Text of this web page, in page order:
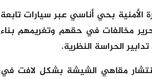
بحي أناسي عبر سيارات تابعة
مخالفات في حقهم وتغريمهم بناء
الحراسة النظرية.
مقاهي الشيشة بشكل لافت في